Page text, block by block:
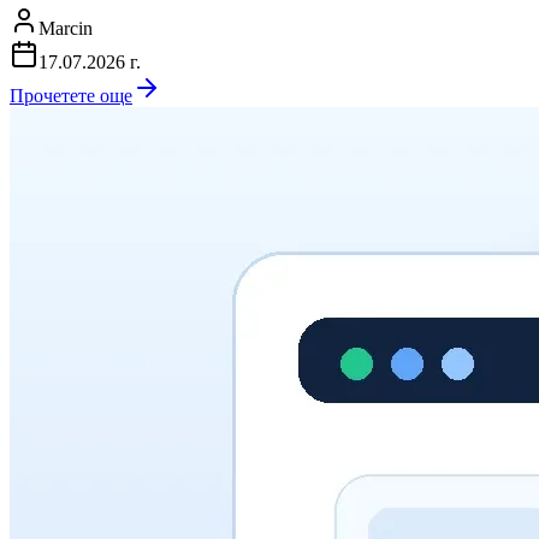
Marcin
17.07.2026 г.
Прочетете още